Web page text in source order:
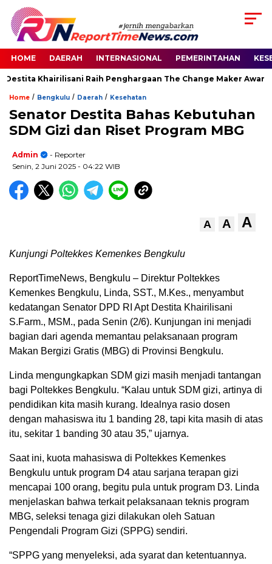
HOME DAERAH INTERNASIONAL PEMERINTAHAN
Khairilisani Raih Penghargaan The Change Maker Awards
Home / Bengkulu / Daerah / Kesehatan
Senator Destita Bahas Kebutuhan
SDM Gizi dan Riset Program MBG
Admin
- Reporter
Senin, 2 Juni 2025 - 04:22 WIB
A A A
Kunjungi Poltekkes Kemenkes Bengkulu
ReportTimeNews, Bengkulu – Direktur Poltekkes
Kemenkes Bengkulu, Linda, SST., M.Kes., menyambut
kedatangan Senator DPD RI Apt Destita Khairilisani
S.Farm., MSM., pada Senin (2/6). Kunjungan ini menjadi
bagian dari agenda memantau pelaksanaan program
Makan Bergizi Gratis (MBG) di Provinsi Bengkulu.
Linda mengungkapkan SDM gizi masih menjadi tantangan
bagi Poltekkes Bengkulu. “Kalau untuk SDM gizi, artinya di
pendidikan kita masih kurang. Idealnya rasio dosen
dengan mahasiswa itu 1 banding 28, tapi kita masih di atas
itu, sekitar 1 banding 30 atau 35,” ujarnya.
Saat ini, kuota mahasiswa di Poltekkes Kemenkes
Bengkulu untuk program D4 atau sarjana terapan gizi
mencapai 100 orang, begitu pula untuk program D3. Linda
menjelaskan bahwa terkait pelaksanaan teknis program
MBG, seleksi tenaga gizi dilakukan oleh Satuan
Pengendali Program Gizi (SPPG) sendiri.
“SPPG yang menyeleksi, ada syarat dan ketentuannya.